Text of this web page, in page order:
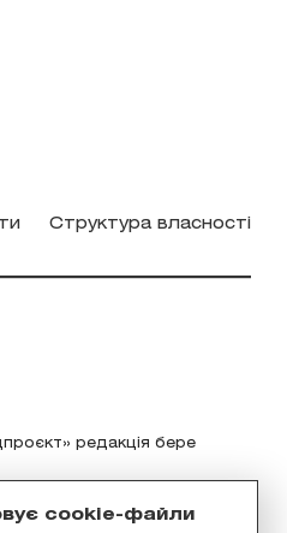
cookie-файли
Структура власності
редакція бере
до українського